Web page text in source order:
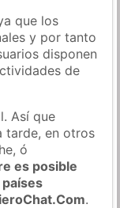
que los
y por tanto
disponen
de
Así que
tarde, en otros
ó
es posible
.